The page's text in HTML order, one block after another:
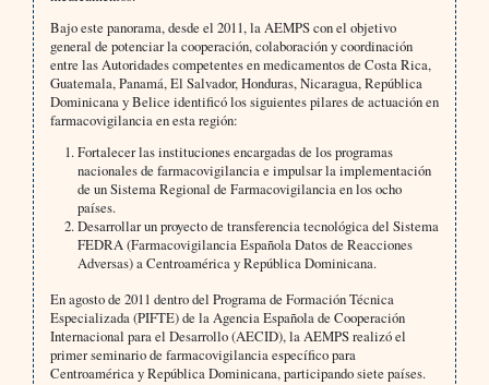
Bajo este panorama, desde el 2011, la AEMPS con el objetivo
general de potenciar la cooperación, colaboración y coordinación
entre las Autoridades competentes en medicamentos de Costa Rica,
Guatemala, Panamá, El Salvador, Honduras, Nicaragua, República
Dominicana y Belice identificó los siguientes pilares de actuación en
farmacovigilancia en esta región:
Fortalecer las instituciones encargadas de los programas
nacionales de farmacovigilancia e impulsar la implementación
de un Sistema Regional de Farmacovigilancia en los ocho
países.
Desarrollar un proyecto de transferencia tecnológica del Sistema
FEDRA (Farmacovigilancia Española Datos de Reacciones
Adversas) a Centroamérica y República Dominicana.
En agosto de 2011 dentro del Programa de Formación Técnica
Especializada (PIFTE) de la Agencia Española de Cooperación
Internacional para el Desarrollo (AECID), la AEMPS realizó el
primer seminario de farmacovigilancia específico para
Centroamérica y República Dominicana, participando siete países.